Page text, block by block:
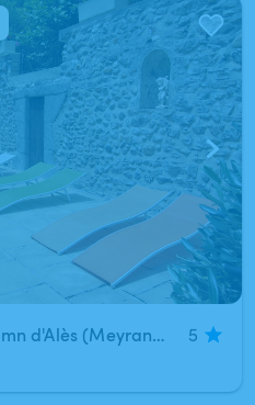
Détente et exotisme à 20 mn d'Alès (Meyrannes)
5